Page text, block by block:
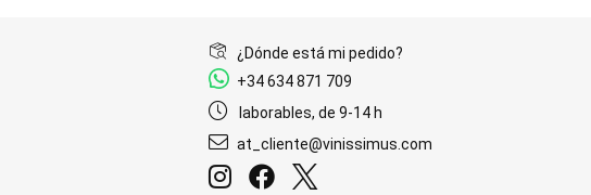
¿Dónde está mi pedido?
+34 634 871 709
laborables, de 9-14 h
at_cliente@vinissimus.com